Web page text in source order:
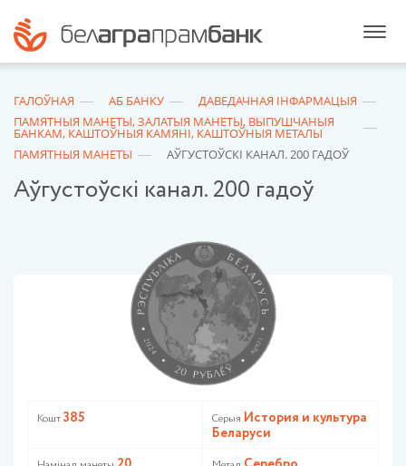
ГАЛОЎНАЯ АБ БАНКУ
ДАВЕДАЧНАЯ ІНФАРМАЦЫЯ
ПАМЯТНЫЯ МАНЕТЫ, ЗАЛАТЫЯ МАНЕТЫ, ВЫПУШЧАНЫЯ
БАНКАМ, КАШТОЎНЫЯ КАМЯНІ, КАШТОЎНЫЯ МЕТАЛЫ
ПАМЯТНЫЯ МАНЕТЫ
АЎГУСТОЎСКI КАНАЛ. 200 ГАДОЎ
Аўгустоўскi канал. 200 гадоў
Кошт385 Серыя История и культура
Беларуси